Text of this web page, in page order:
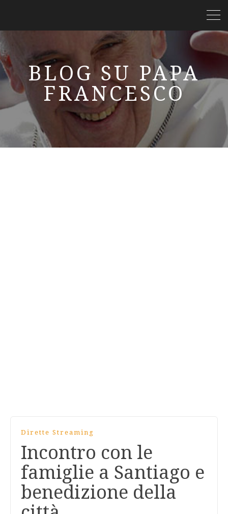
BLOG SU PAPA
FRANCESCO
Dirette Streaming
Incontro con le
famiglie a Santiago e
benedizione della